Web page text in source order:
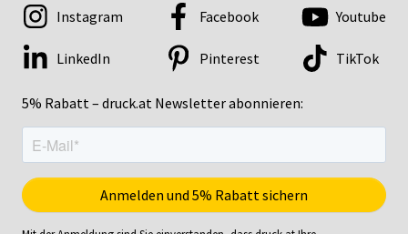
5% Rabatt – druck.at Newsletter abonnieren:
Instagram Facebook Youtube
LinkedIn Pinterest TikTok